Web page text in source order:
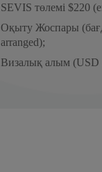
SEVIS төлемі $220
Оқыту Жоспары
arranged);
Визалық алым (USD